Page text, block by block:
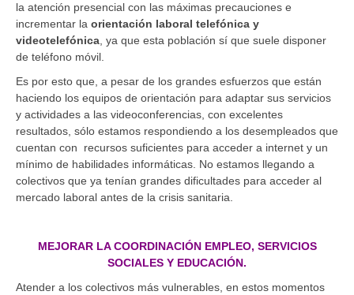
la atención presencial con las máximas precauciones e
incrementar la orientación laboral telefónica y
videotelefónica, ya que esta población sí que suele disponer
de teléfono móvil.
Es por esto que, a pesar de los grandes esfuerzos que están
haciendo los equipos de orientación para adaptar sus servicios
y actividades a las videoconferencias, con excelentes
resultados, sólo estamos respondiendo a los desempleados que
cuentan con recursos suficientes para acceder a internet y un
mínimo de habilidades informáticas. No estamos llegando a
colectivos que ya tenían grandes dificultades para acceder al
mercado laboral antes de la crisis sanitaria.
MEJORAR LA COORDINACIÓN EMPLEO, SERVICIOS
SOCIALES Y EDUCACIÓN.
Atender a los colectivos más vulnerables, en estos momentos